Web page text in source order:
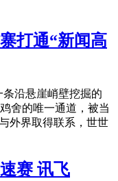
打通“新闻高
沿悬崖峭壁挖掘的
舍的唯一通道，被当
外界取得联系，世世
赛 讯飞